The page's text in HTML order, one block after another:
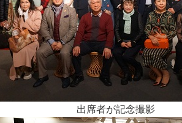
出席者が記念撮影